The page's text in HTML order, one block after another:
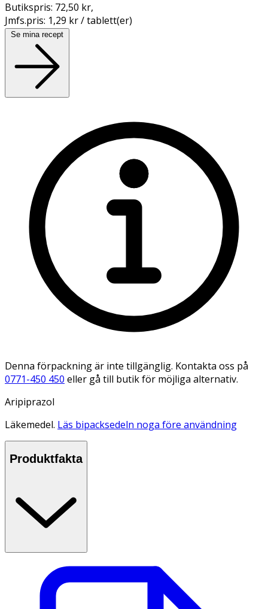
Butikspris: 72,50 kr,
Jmfs.pris: 1,29 kr / tablett(er)
Se mina recept
Denna förpackning är inte tillgänglig. Kontakta oss på
0771-450 450 eller gå till butik för möjliga alternativ.
Aripiprazol
Läkemedel. Läs bipacksedeln noga före användning
Produktfakta